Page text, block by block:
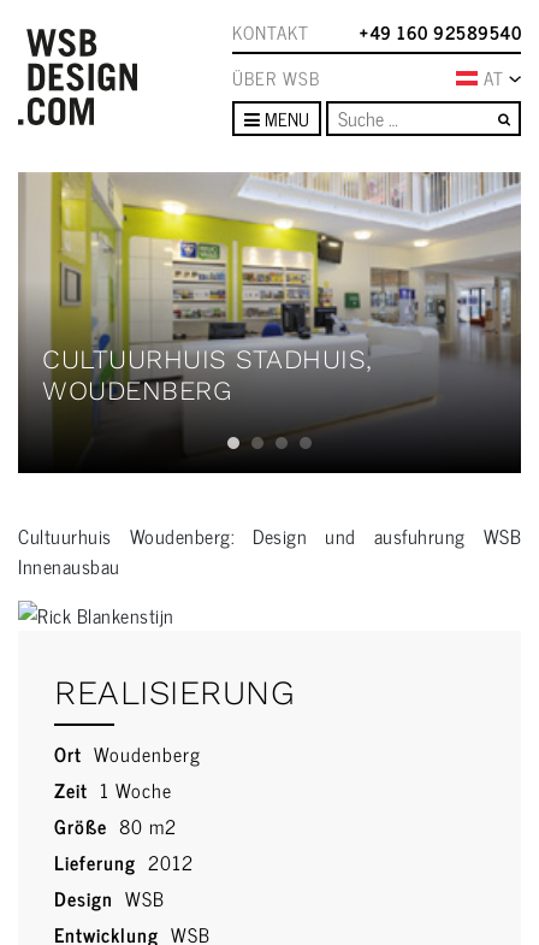
KONTAKT
+49 160 92589540
ÜBER WSB
AT
MENU
CULTUURHUIS STADHUIS,
WOUDENBERG
Cultuurhuis Woudenberg: Design und ausfuhrung WSB
Innenausbau
REALISIERUNG
Ort Woudenberg
Zeit 1 Woche
Größe 80 m2
Lieferung 2012
Design WSB
Entwicklung WSB